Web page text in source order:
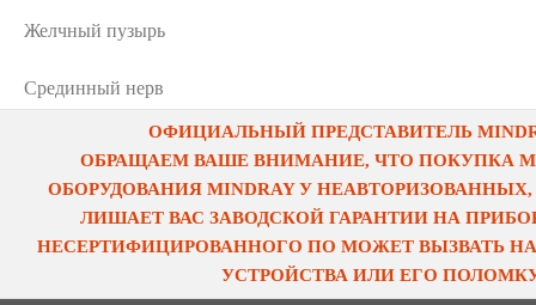
Желчный пузырь
Срединный нерв
ОФИЦИАЛЬНЫЙ ПРЕДСТАВИТЕЛЬ
ОБРАЩАЕМ ВАШЕ ВНИМАНИЕ, ЧТО ПОКУПКА
ОБОРУДОВАНИЯ MINDRAY У
ЛИШАЕТ ВАС ЗАВОДСКОЙ ГАРАНТИИ НА
НЕСЕРТИФИЦИРОВАННОГО ПО МОЖЕТ ВЫЗВАТЬ
УСТРОЙСТВА ИЛИ ЕГО